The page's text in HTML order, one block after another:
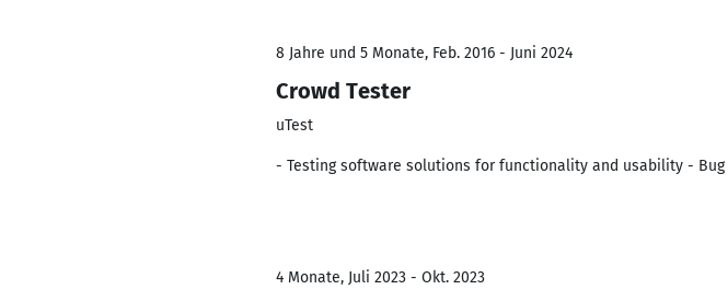
8 Jahre und 5 Monate, Feb. 2016 - Juni 2024
Crowd Tester
uTest
- Testing software solutions for functionality and usability -
4 Monate, Juli 2023 - Okt. 2023